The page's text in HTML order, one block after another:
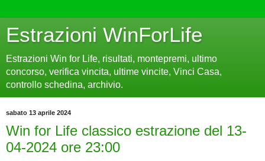
Estrazioni WinForLife
Estrazioni Win for Life, risultati, montepremi, ultimo
concorso, verifica vincita, ultime vincite, Vinci Casa,
controllo schedina, archivio.
sabato 13 aprile 2024
Win for Life classico estrazione del 13-
04-2024 ore 23:00